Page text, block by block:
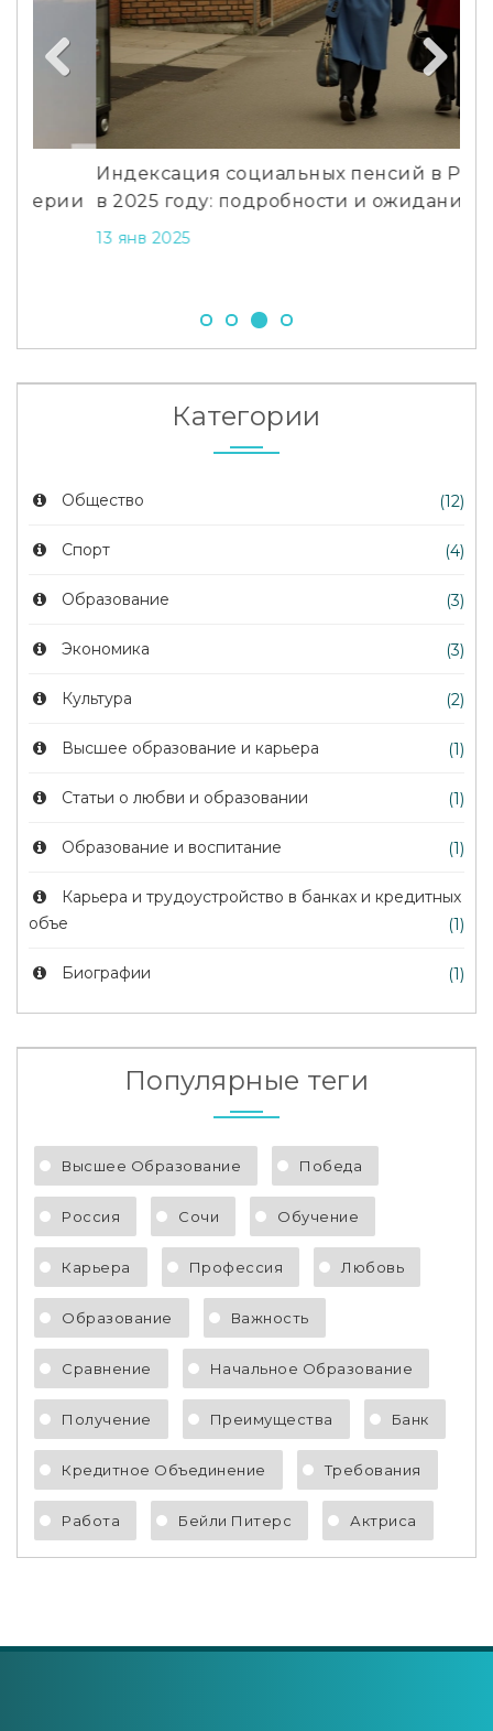
Индексация социальных пенсий в России
в 2025 году: подробности и ожидания
13 янв 2025
Previous Next
Категории
Общество (12)
Спорт (4)
Образование (3)
Экономика (3)
Культура (2)
Высшее образование и карьера (1)
Статьи о любви и образовании (1)
Образование и воспитание (1)
Карьера и трудоустройство в банках и кредитных
объе
(1)
Биографии (1)
Популярные теги
Высшее Образование Победа
Россия Сочи Обучение
Карьера Профессия Любовь
Образование Важность
Сравнение Начальное Образование
Получение Преимущества Банк
Кредитное Объединение Требования
Работа Бейли Питерс Актриса